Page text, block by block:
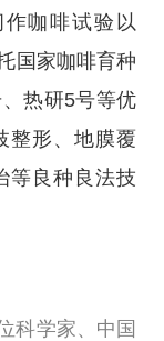
咖啡试验以
国家咖啡育种
热研5号等优
整形、地膜覆
等良种良法技
科学家、中国